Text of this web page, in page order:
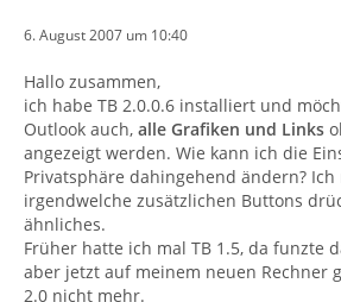
6. August 2007 um 10:40
Hallo zusammen,
ich habe TB 2.0.0.6 installiert und
Outlook auch, alle Grafiken und Links
angezeigt werden. Wie kann ich die
Privatsphäre dahingehend ändern?
irgendwelche zusätzlichen Buttons
ähnliches.
Früher hatte ich mal TB 1.5, da funzte
aber jetzt auf meinem neuen Rechner
2.0 nicht mehr.